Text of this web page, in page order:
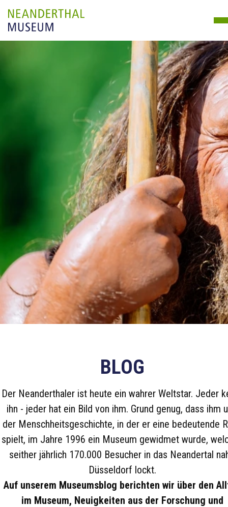
BLOG
Der Neanderthaler ist heute ein wahrer Weltstar. Jeder
ihn - jeder hat ein Bild von ihm. Grund genug, dass ihm
der Menschheitsgeschichte, in der er eine bedeutende
spielt, im Jahre 1996 ein Museum gewidmet wurde,
seither jährlich 170.000 Besucher in das Neandertal
Düsseldorf lockt.
Auf unserem Museumsblog berichten wir über den
im Museum, Neuigkeiten aus der Forschung und